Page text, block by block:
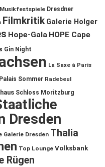
Dresdner
Filmkritik Galerie Holger
Hope-Gala HOPE Cape
Gin Night
La Saxe à Paris
Palais Sommer Radebeul
Schloss Moritzburg
Dresden
Galerie Dresden Thalia
Top Lounge Volksbank
Rügen